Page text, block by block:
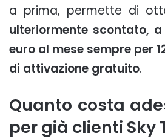
a prima, permette di
ulteriormente scontato,
euro al mese sempre per
di attivazione gratuito.
Quanto costa
per già clienti Sky